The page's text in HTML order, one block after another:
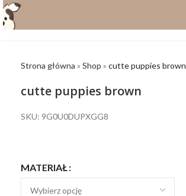
Strona główna » Shop » cutte puppies brown
cutte puppies brown
SKU: 9G0U0DUPXGG8
MATERIAŁ